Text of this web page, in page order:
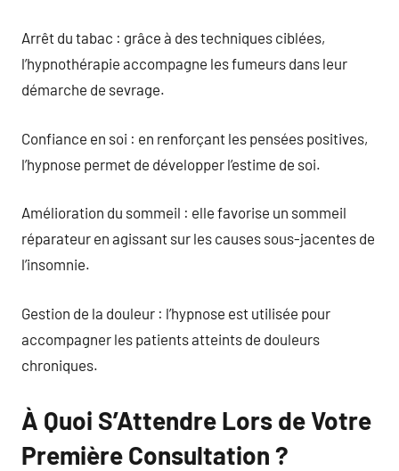
Arrêt du tabac : grâce à des techniques ciblées,
l’hypnothérapie accompagne les fumeurs dans leur
démarche de sevrage.
Confiance en soi : en renforçant les pensées positives,
l’hypnose permet de développer l’estime de soi.
Amélioration du sommeil : elle favorise un sommeil
réparateur en agissant sur les causes sous-jacentes de
l’insomnie.
Gestion de la douleur : l’hypnose est utilisée pour
accompagner les patients atteints de douleurs
chroniques.
À Quoi S’Attendre Lors de Votre
Première Consultation ?